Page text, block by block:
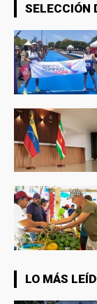
SELECCIÓN
LO MÁS